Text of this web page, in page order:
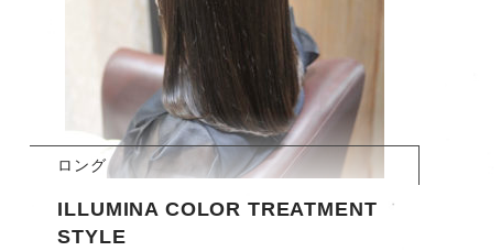
ロング
ILLUMINA COLOR TREATMENT
STYLE